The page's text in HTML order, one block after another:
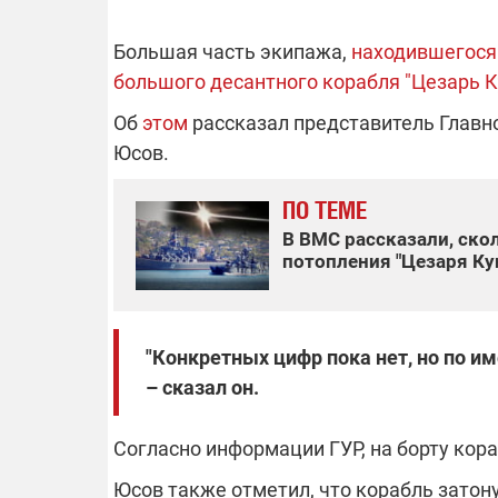
Большая часть экипажа,
большого десантного корабля "Цезарь
Об этом рассказал представитель
Юсов.
ПО ТЕМЕ
В ВМС рассказали,
потопления "Цезаря
"Конкретных цифр пока нет, но по
– сказал он.
Согласно информации ГУР, на борту
Юсов также отметил, что корабль
связи с
возможно